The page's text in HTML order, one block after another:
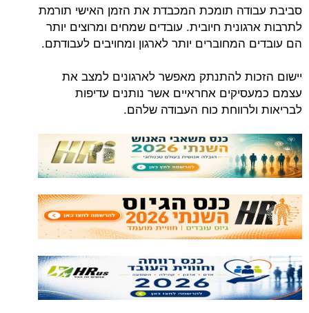
סביבת עבודה תומכת המכבדת את הזמן האישי תורמת
לתרבות ארגונית חיובית. עובדים שמחים ומרוצים יותר
הם עובדים המחוברים יותר לארגון ומחויבים לעבודתם.
יישום הזכות להתנתק מאפשר לארגונים למצב את
עצמם כמעסיקים אחראיים אשר נותנים עדיפות
לבריאות ולרווחת כוח העבודה שלהם.